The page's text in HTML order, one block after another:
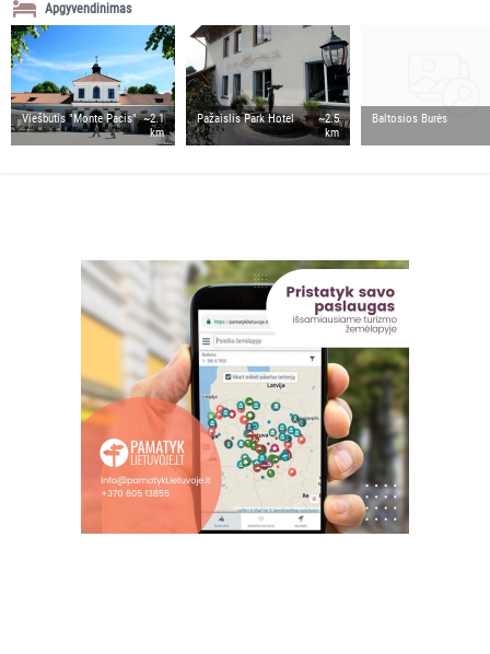
Apgyvendinimas
Viešbutis "Monte Pacis" ~2.1
km
Pažaislis Park Hotel
~2.5
km
Baltosios Burės